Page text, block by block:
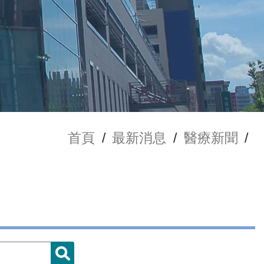
首頁 / 最新消息 / 醫療新聞 /